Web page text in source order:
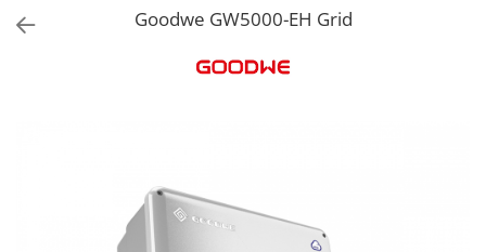
Statii de reincarcare VictronGoodwe GW5000-EH Grid